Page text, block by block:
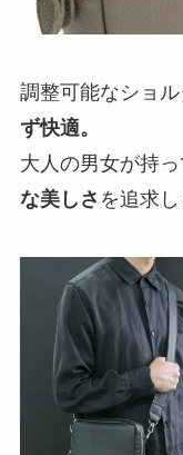
調整可能なショル
ず快適。
大人の男女が持っ
な美しさ を追求し